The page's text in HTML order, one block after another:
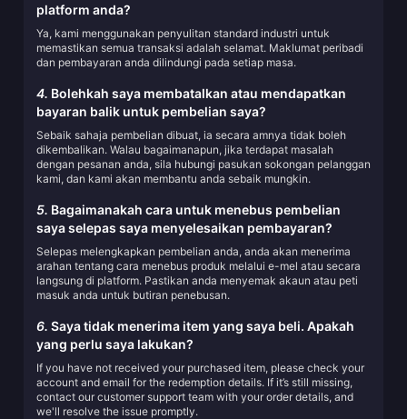
platform anda?
Ya, kami menggunakan penyulitan standard industri untuk
memastikan semua transaksi adalah selamat. Maklumat peribadi
dan pembayaran anda dilindungi pada setiap masa.
4. Bolehkah saya membatalkan atau mendapatkan
bayaran balik untuk pembelian saya?
Sebaik sahaja pembelian dibuat, ia secara amnya tidak boleh
dikembalikan. Walau bagaimanapun, jika terdapat masalah
dengan pesanan anda, sila hubungi pasukan sokongan pelanggan
kami, dan kami akan membantu anda sebaik mungkin.
5. Bagaimanakah cara untuk menebus pembelian
saya selepas saya menyelesaikan pembayaran?
Selepas melengkapkan pembelian anda, anda akan menerima
arahan tentang cara menebus produk melalui e-mel atau secara
langsung di platform. Pastikan anda menyemak akaun atau peti
masuk anda untuk butiran penebusan.
6. Saya tidak menerima item yang saya beli. Apakah
yang perlu saya lakukan?
If you have not received your purchased item, please check your
account and email for the redemption details. If it’s still missing,
contact our customer support team with your order details, and
we'll resolve the issue promptly.